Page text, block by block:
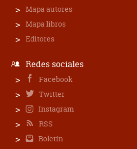
Mapa autores
Mapa libros
Editores
Redes sociales
Facebook
Twitter
Instagram
RSS
Boletín